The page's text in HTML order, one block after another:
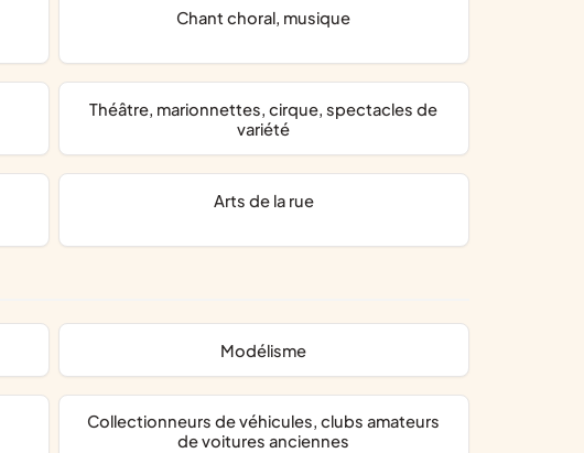
chant choral, musique
théâtre, marionnettes, cirque, spectacles de
variété
arts de la rue
modélisme
collectionneurs de véhicules, clubs amateurs
de voitures anciennes